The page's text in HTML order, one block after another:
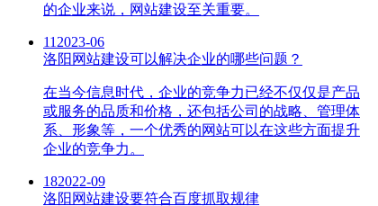
的企业来说，网站建设至关重要。
11 2023-06
洛阳网站建设可以解决企业的哪些问题？
在当今信息时代，企业的竞争力已经不仅仅是产品
或服务的品质和价格，还包括公司的战略、管理体
系、形象等，一个优秀的网站可以在这些方面提升
企业的竞争力。
182022-09
洛阳网站建设要符合百度抓取规律